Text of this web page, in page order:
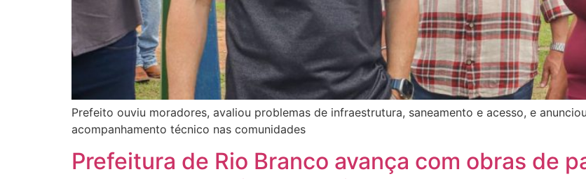
Prefeito ouviu moradores, avaliou problemas de infraestrutura, saneamento e acesso, e
acompanhamento técnico nas comunidades
Prefeitura de Rio Branco avança com obras de